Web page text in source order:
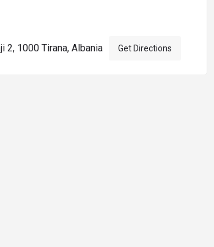
2, 1000 Tirana, Albania Get Directions